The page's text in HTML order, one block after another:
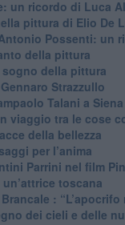
un ricordo di Luca
pittura di Elio De
Possenti: un
della pittura
della pittura
Strazzullo
Talani a Siena
viaggio tra le cose
della bellezza
per l’anima
Parrini nel film
toscana
:
dei cieli e delle